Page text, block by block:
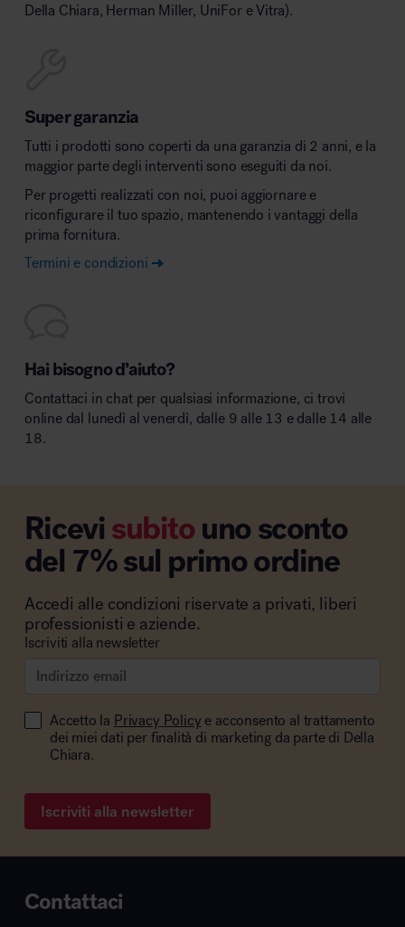
Della Chiara, Herman Miller, UniFor e Vitra).
Super garanzia
Tutti i prodotti sono coperti da una garanzia di 2 anni, e la
maggior parte degli interventi sono eseguiti da noi.
Per progetti realizzati con noi, puoi aggiornare e
riconfigurare il tuo spazio, mantenendo i vantaggi della
prima fornitura.
Termini e condizioni
Hai bisogno d’aiuto?
Contattaci in chat per qualsiasi informazione, ci trovi
online dal lunedì al venerdì, dalle 9 alle 13 e dalle 14 alle
18.
Ricevisubitouno sconto
del 7% sul primo ordine
Accedi alle condizioni riservate a privati, liberi
professionisti e aziende.
Iscriviti alla newsletter
Accetto la Privacy Policy e acconsento al trattamento
dei miei dati per finalità di marketing da parte di Della
Chiara.
Iscriviti alla newsletter
Contattaci